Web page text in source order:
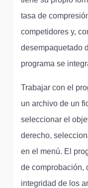
tasa de
competidores y,
desempaquetado
programa se
Trabajar con el
un archivo de un
seleccionar el
derecho,
en el menú. El
de comprobación,
integridad de los